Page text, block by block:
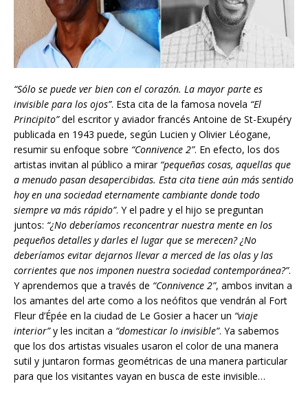
“Sólo se puede ver bien con el corazón. La mayor parte es
invisible para los ojos”. Esta cita de la famosa novela “El
Principito”del escritor y aviador francés Antoine de St-Exupéry
publicada en 1943 puede, según Lucien y Olivier Léogane,
resumir su enfoque sobre “Connivence 2”. En efecto, los dos
artistas invitan al público a mirar “pequeñas cosas, aquellas que
a menudo pasan desapercibidas. Esta cita tiene aún más sentido
hoy en una sociedad eternamente cambiante donde todo
siempre va más rápido”. Y el padre y el hijo se preguntan
juntos: “¿No deberíamos reconcentrar nuestra mente en los
pequeños detalles y darles el lugar que se merecen? ¿No
deberíamos evitar dejarnos llevar a merced de las olas y las
corrientes que nos imponen nuestra sociedad contemporánea?”.
Y aprendemos que a través de “Connivence 2”, ambos invitan a
los amantes del arte como a los neófitos que vendrán al Fort
Fleur d’Épée en la ciudad de Le Gosier a hacer un “viaje
interior”y les incitan a “domesticar lo invisible”. Ya sabemos
que los dos artistas visuales usaron el color de una manera
sutil y juntaron formas geométricas de una manera particular
para que los visitantes vayan en busca de este invisible…